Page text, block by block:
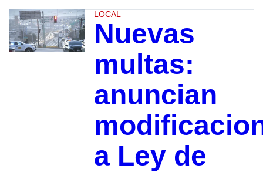
LOCAL
Nuevas
multas:
anuncian
a Ley de